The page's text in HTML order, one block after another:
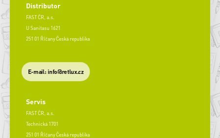
Distributor
FAST ČR, a.s.
U Sanitasu 1621
251 01 Říčany Česká republika
E-mail: info@retlux.cz
Servis
FAST ČR, a.s.
Technická 1701
251 01 Říčany Česká republika